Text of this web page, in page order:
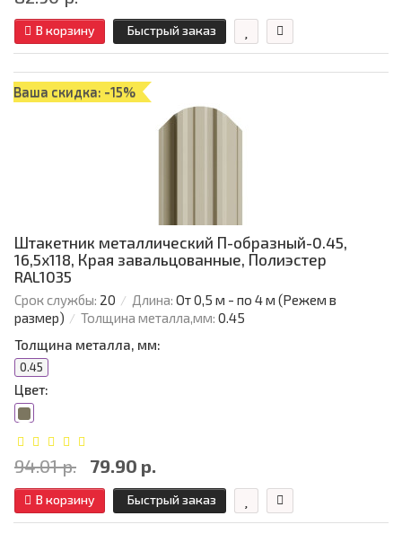
В корзину Быстрый заказ
Ваша скидка: -15%
Штакетник металлический П-образный-0.45,
16,5х118, Края завальцованные, Полиэстер
RAL1035
Срок службы: 20 Длина: От 0,5 м - по 4 м (Режем в
размер)
Толщина металла,мм: 0.45
Толщина металла, мм:
0.45
Цвет:
94.01 р. 79.90 р.
В корзину Быстрый заказ